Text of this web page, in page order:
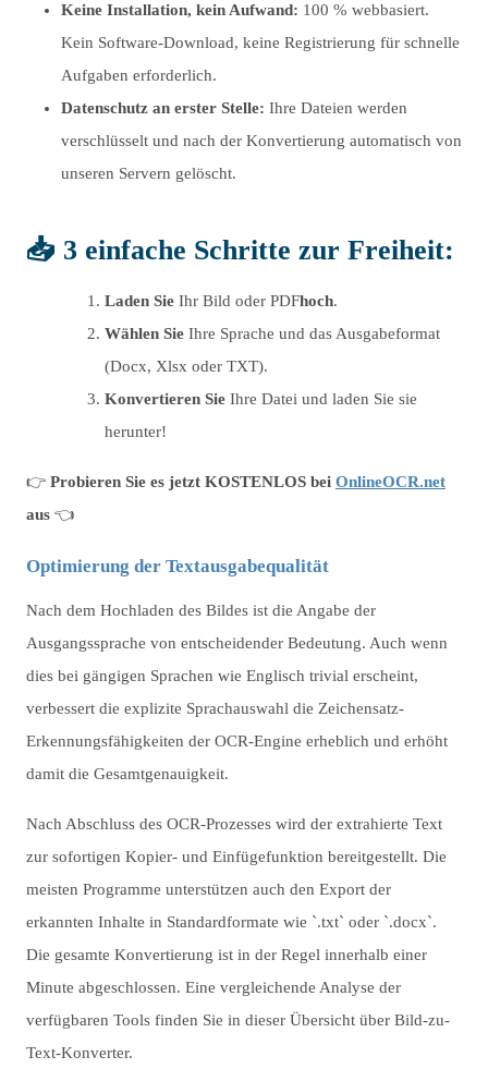
Keine Installation, kein Aufwand: 100 % webbasiert.
Kein Software-Download, keine Registrierung für schnelle
Aufgaben erforderlich.
Datenschutz an erster Stelle: Ihre Dateien werden
verschlüsselt und nach der Konvertierung automatisch von
unseren Servern gelöscht.
📥 3 einfache Schritte zur Freiheit:
Laden Sie Ihr Bild oder PDFhoch.
Wählen Sie Ihre Sprache und das Ausgabeformat
(Docx, Xlsx oder TXT).
Konvertieren Sie Ihre Datei und laden Sie sie
herunter!
👉 Probieren Sie es jetzt KOSTENLOS bei OnlineOCR.net
aus 👈
Optimierung der Textausgabequalität
Nach dem Hochladen des Bildes ist die Angabe der
Ausgangssprache von entscheidender Bedeutung. Auch wenn
dies bei gängigen Sprachen wie Englisch trivial erscheint,
verbessert die explizite Sprachauswahl die Zeichensatz-
Erkennungsfähigkeiten der OCR-Engine erheblich und erhöht
damit die Gesamtgenauigkeit.
Nach Abschluss des OCR-Prozesses wird der extrahierte Text
zur sofortigen Kopier- und Einfügefunktion bereitgestellt. Die
meisten Programme unterstützen auch den Export der
erkannten Inhalte in Standardformate wie `.txt` oder `.docx`.
Die gesamte Konvertierung ist in der Regel innerhalb einer
Minute abgeschlossen. Eine vergleichende Analyse der
verfügbaren Tools finden Sie in dieser Übersicht über Bild-zu-
Text-Konverter.